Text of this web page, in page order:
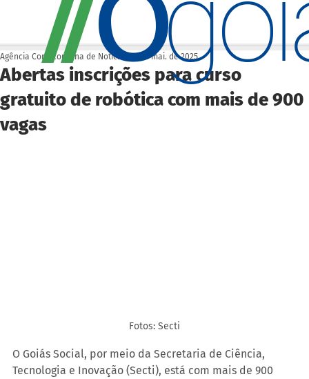
Abertas inscrições para curso
gratuito de robótica com mais de 900
vagas
Agência Cora Coralina de Notícias 21 de mai. de 2025
Fotos: Secti
O Goiás Social, por meio da Secretaria de Ciência,
Tecnologia e Inovação (Secti), está com mais de 900